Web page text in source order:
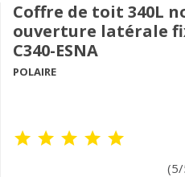
Coffre de toit 340L
ouverture latérale
C340-ESNA
POLAIRE
(5/